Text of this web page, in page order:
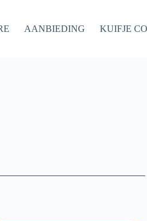
AANBIEDING KUIFJE